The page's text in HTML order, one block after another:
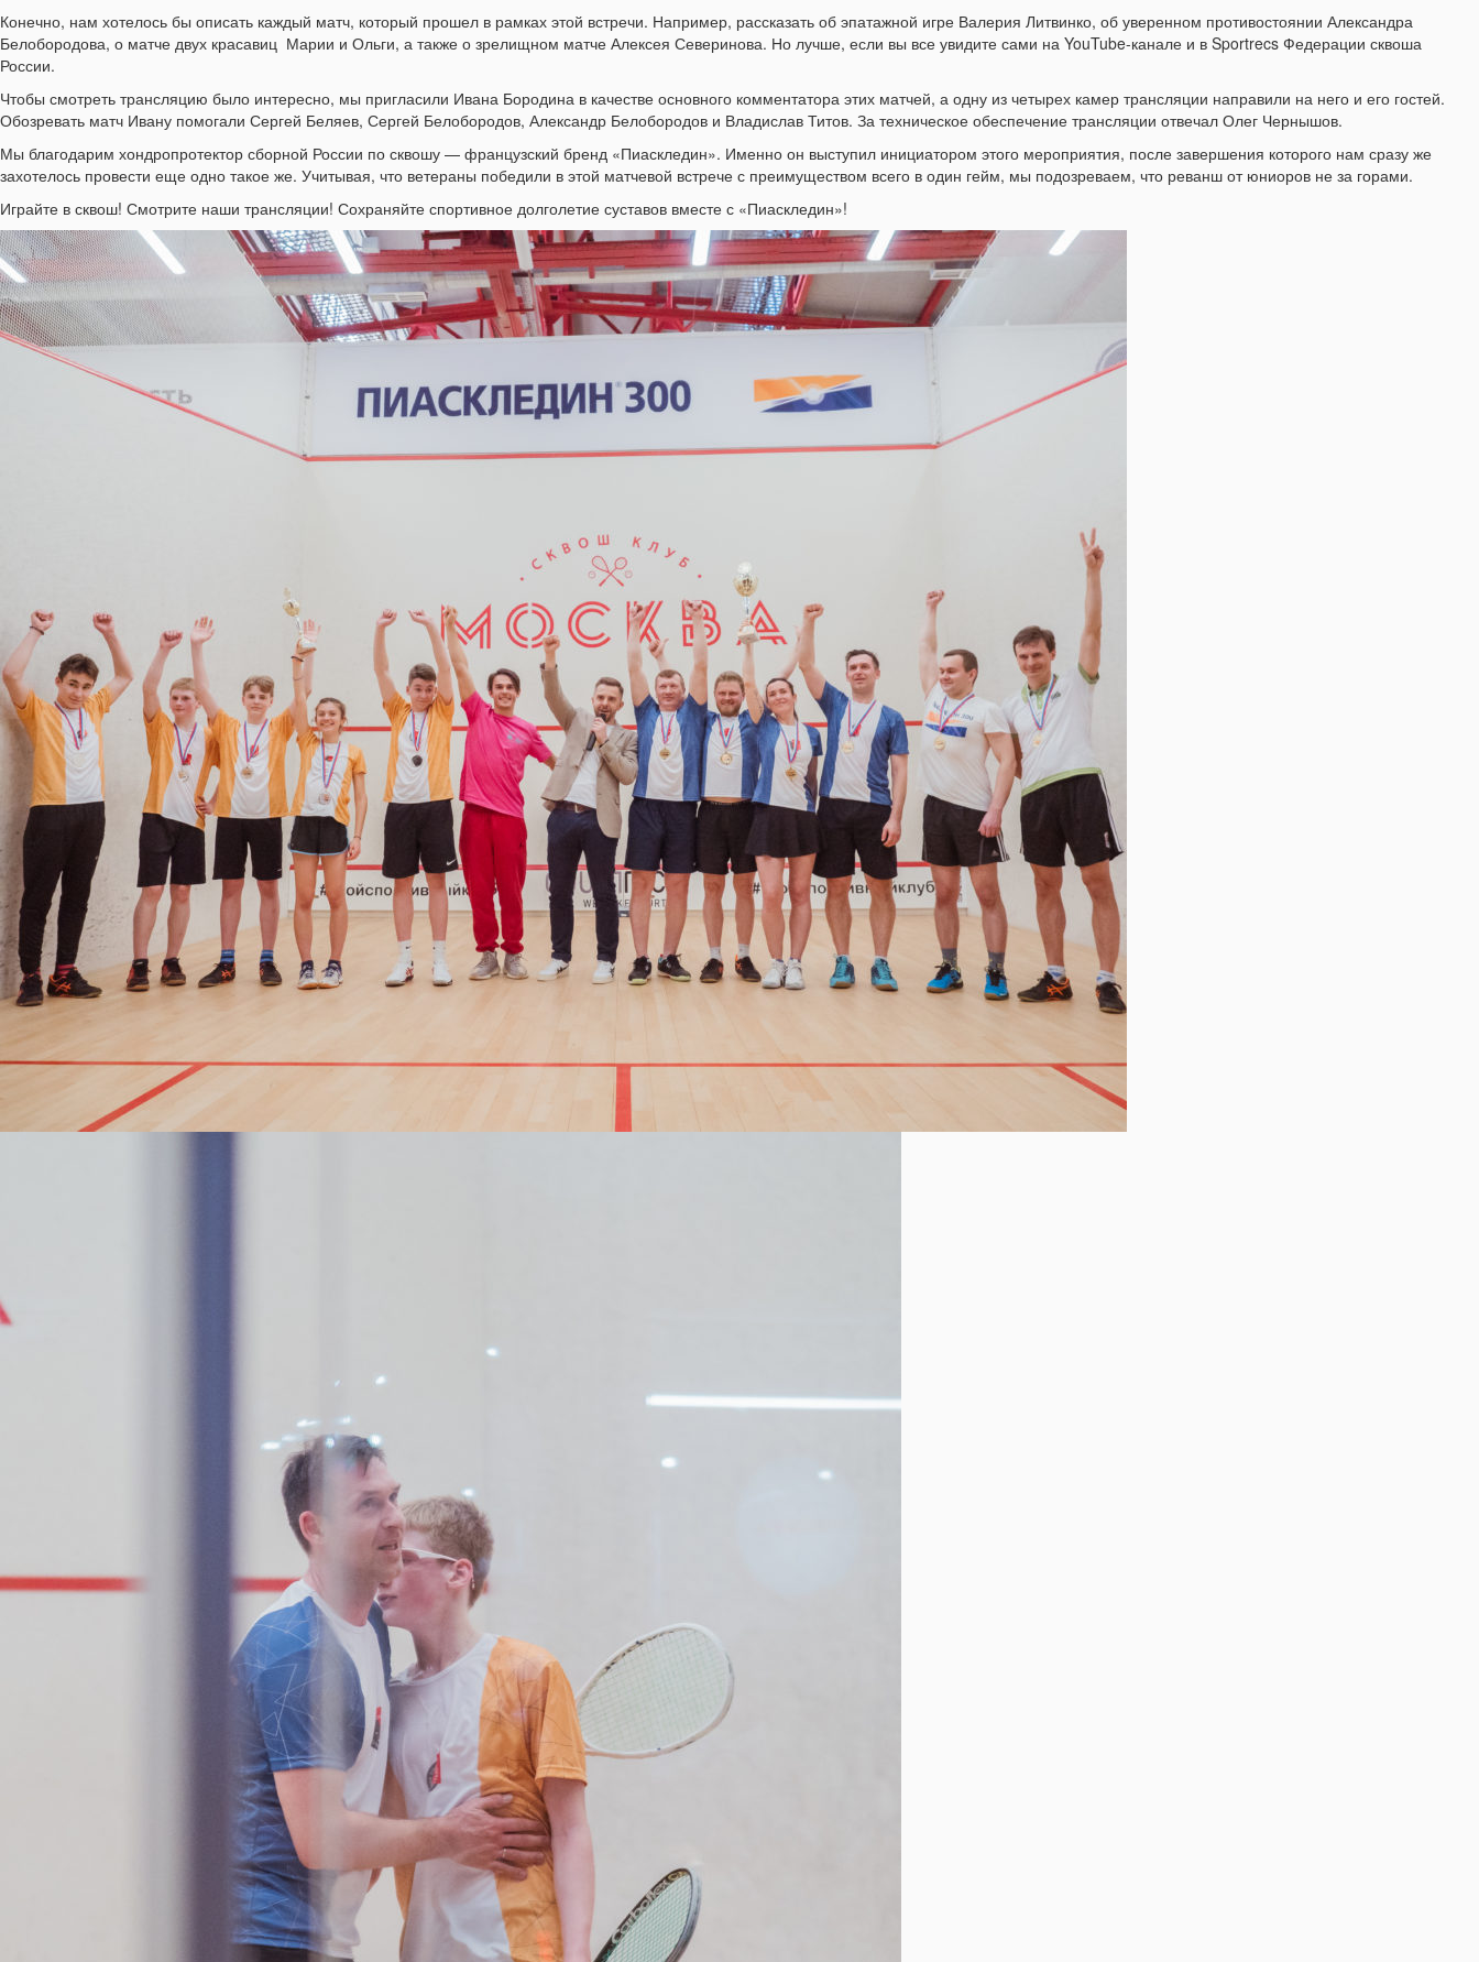
Конечно, нам хотелось бы описать каждый матч, который прошел в рамках этой встречи. Например, рассказать об эпатажной игре Валерия Литвинко, об уверенном противостоянии Александра
Белобородова, о матче двух красавиц Марии и Ольги, а также о зрелищном матче Алексея Северинова. Но лучше, если вы все увидите сами на YouTube-канале и в Sportrecs Федерации сквоша
России.
Чтобы смотреть трансляцию было интересно, мы пригласили Ивана Бородина в качестве основного комментатора этих матчей, а одну из четырех камер трансляции направили на него и его гостей.
Обозревать матч Ивану помогали Сергей Беляев, Сергей Белобородов, Александр Белобородов и Владислав Титов. За техническое обеспечение трансляции отвечал Олег Чернышов.
Мы благодарим хондропротектор сборной России по сквошу — французский бренд «Пиаскледин». Именно он выступил инициатором этого мероприятия, после завершения которого нам сразу же
захотелось провести еще одно такое же. Учитывая, что ветераны победили в этой матчевой встрече с преимуществом всего в один гейм, мы подозреваем, что реванш от юниоров не за горами.
Играйте в сквош! Смотрите наши трансляции! Сохраняйте спортивное долголетие суставов вместе с «Пиаскледин»!